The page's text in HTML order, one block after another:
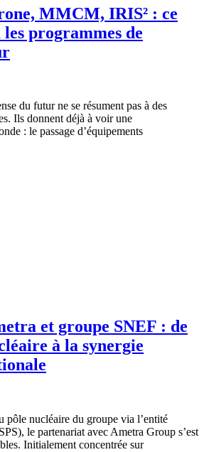
MMCM, IRIS² : ce
programmes de
du futur ne se résument pas à des
Ils donnent déjà à voir une
: le passage d’équipements
et groupe SNEF : de
à la synergie
pôle nucléaire du groupe via l’entité
le partenariat avec Ametra Group s’est
Initialement concentrée sur